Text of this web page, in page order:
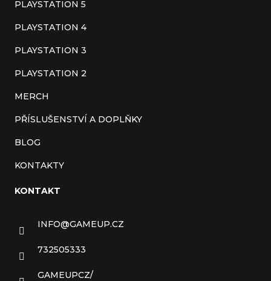
PLAYSTATION 5
PLAYSTATION 4
PLAYSTATION 3
PLAYSTATION 2
MERCH
PŘÍSLUŠENSTVÍ A DOPLŇKY
BLOG
KONTAKTY
KONTAKT
INFO@GAMEUP.CZ
732505333
GAMEUPCZ/